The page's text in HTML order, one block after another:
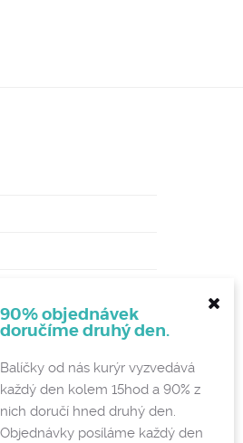
90% objednávek
doručíme druhý den.
Balíčky od nás kurýr vyzvedává
každý den kolem 15hod a 90% z
nich doručí hned druhý den.
Objednávky posíláme každý den